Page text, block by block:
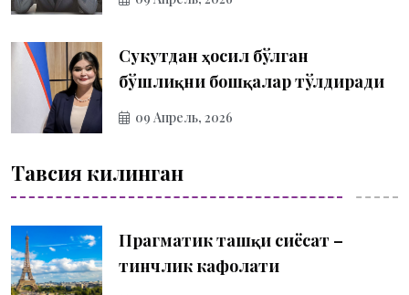
Сукутдан ҳосил бўлган
бўшлиқни бошқалар тўлдиради
09 Апрель, 2026
Тавсия килинган
Прагматик ташқи сиёсат –
тинчлик кафолати